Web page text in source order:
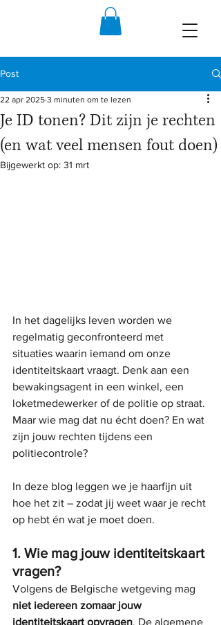
Post
Je ID tonen? Dit zijn je rechten
(en wat veel mensen fout doen)
22 apr 2025 3 minuten om te lezen
Bijgewerkt op: 31 mrt
In het dagelijks leven worden we
regelmatig geconfronteerd met
situaties waarin iemand om onze
identiteitskaart vraagt. Denk aan een
bewakingsagent in een winkel, een
loketmedewerker of de politie op straat.
Maar wie mag dat nu écht doen? En wat
zijn jouw rechten tijdens een
politiecontrole?
In deze blog leggen we je haarfijn uit
hoe het zit – zodat jij weet waar je recht
op hebt én wat je moet doen.
1. Wie mag jouw identiteitskaart
vragen?
Volgens de Belgische wetgeving mag
niet iedereen zomaar jouw
identiteitskaart opvragen. De algemene